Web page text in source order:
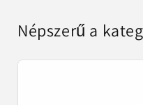
Népszerű a